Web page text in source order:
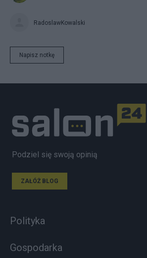
RadoslawKowalski
Napisz notkę
Podziel się swoją opinią
ZAŁÓŻ BLOG
Polityka
Gospodarka